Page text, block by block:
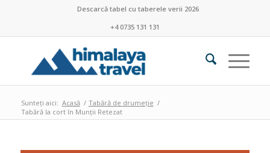
Descarcă tabel cu taberele verii 2026
+4 0735 131 131
Sunteți aici: Acasă / Tabără de drumeție /
Tabără la cort în Munții Retezat